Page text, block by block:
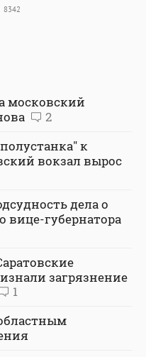
8342
московский
2
к
вокзал вырос
дела о
вице-губернатора
загрязнение
1